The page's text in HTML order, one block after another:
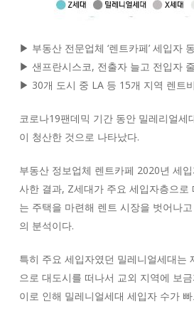
▶ 부동산 전문업체 ‘렌트카페’ 세입자
▶ 샌프란시스코, 전출자 늘고 전입자
▶ 30개 도시 중 LA 등 15개 지역 렌트
코로나19팬데믹 기간 동안 밀레리얼세
이 청산한 것으로 나타났다.
부동산 정보업체 렌트카페 2020년 세
사한 결과, Z세대가 주요 세입자층으로
는 주택을 마련해 렌트 시장을 벗어나
의 분석이다.
특히 주요 세입자였던 밀레니얼세대는
으로 대도시를 떠나서 교외 지역에 보
이로 인해 밀레니얼세대 세입자 수가